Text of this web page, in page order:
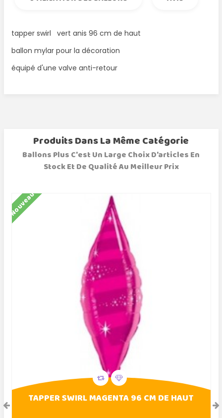
tapper swirl vert anis 96 cm de haut
ballon mylar pour la décoration
équipé d'une valve anti-retour
Produits Dans La Même Catégorie
Ballons Plus C'est Un Large Choix D'articles En
Stock Et De Qualité Au Meilleur Prix
Nouveau
TAPPER SWIRL MAGENTA 96 CM DE HAUT